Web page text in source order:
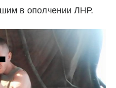
в ополчении ЛНР.